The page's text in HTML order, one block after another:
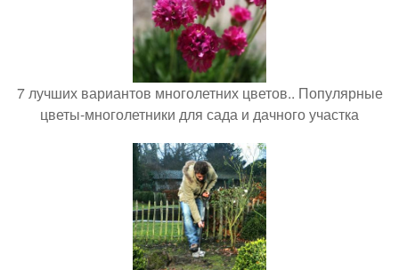
7 лучших вариантов многолетних цветов.. Популярные
цветы-многолетники для сада и дачного участка